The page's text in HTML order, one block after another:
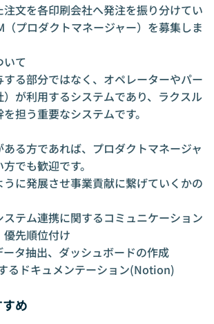
注文を各印刷会社へ発注を振り分けてい
（プロダクトマネージャー）を募集しま
て
る部分ではなく、オペレーターやパー
）が利用するシステムであり、ラクスル
担う重要なシステムです。
る方であれば、プロダクトマネージャ
でも歓迎です。
に発展させ事業貢献に繋げていくかの
テム連携に関するコミュニケーション
先順位付け
タ抽出、ダッシュボードの作成
るドキュメンテーション(Notion)
め